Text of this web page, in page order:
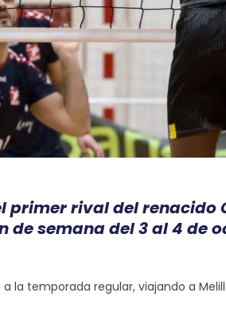
primer rival del
de semana del 3 al 4 de
la temporada regular, viajando a